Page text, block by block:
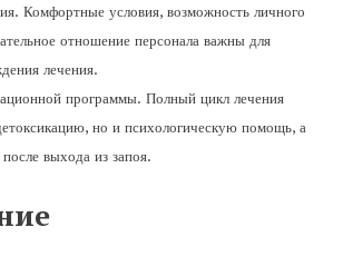
Комфортные условия, возможность личного
отношение персонала важны для
лечения.
программы. Полный цикл лечения
но и психологическую помощь, а
выхода из запоя.